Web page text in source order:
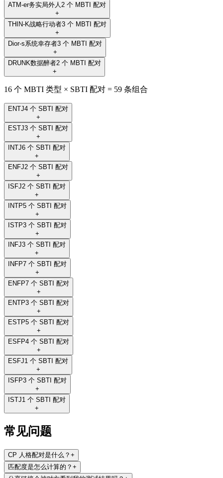
ATM-er务实局外人 2 个 MBTI 配对
+
THIN-K战略行动者3 个 MBTI 配对
+
Dior-s系统幸存者3 个 MBTI 配对
+
DRUNK数据醉者2 个 MBTI 配对
+
16 个 MBTI 类型 × SBTI 配对 = 59 条组合
ENTJ4 个 SBTI 配对
+
ESTJ3 个 SBTI 配对
+
INTJ6 个 SBTI 配对
+
ENFJ2 个 SBTI 配对
+
ISFJ2 个 SBTI 配对
+
INTP5 个 SBTI 配对
+
ISTP3 个 SBTI 配对
+
INFJ3 个 SBTI 配对
+
INFP7 个 SBTI 配对
+
ENFP7 个 SBTI 配对
+
ENTP3 个 SBTI 配对
+
ESTP5 个 SBTI 配对
+
ESFP4 个 SBTI 配对
+
ESFJ1 个 SBTI 配对
+
ISFP3 个 SBTI 配对
+
ISTJ1 个 SBTI 配对
+
常见问题
CP 人格配对是什么？ +
匹配度是怎么计算的？ +